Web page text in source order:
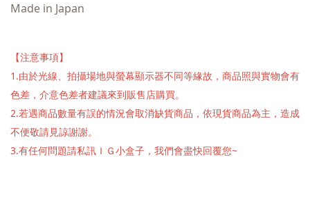
Made in Japan
【注意事項】
1.由於光線、拍攝場地與螢幕顯示器不同等緣故，商品照與實物會有
色差，介意色差者建議來到販售店購買。
2.若遇商品數量有誤的情況會取消缺貨商品，依現貨商品為主，造成
不便敬請見諒謝謝。
3.有任何問題請私訊ＩＧ小盒子，我們會盡快回覆您~